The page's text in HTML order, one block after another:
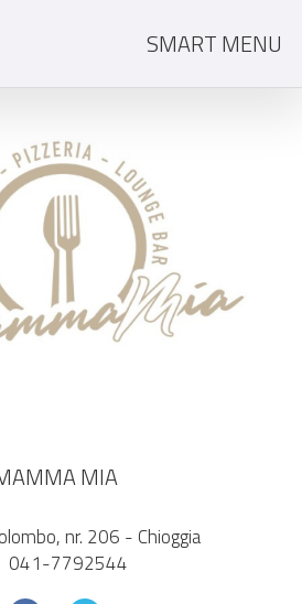
SMART MENU
MIA
nr. 206 - Chioggia
041-7792544